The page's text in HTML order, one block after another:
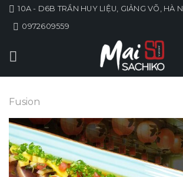
Skip10A - D6B TRẦN HUY LIỆU, GIẢNG VÕ, HÀ
0972609559
Fusion